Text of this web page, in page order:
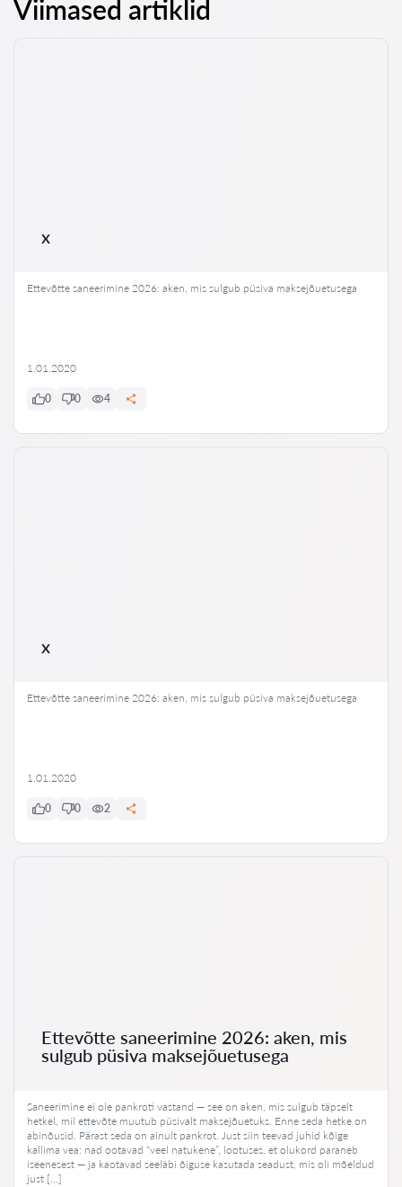
Viimased artiklid
x
Ettevõtte saneerimine 2026: aken, mis sulgub püsiva maksejõuetusega
1.01.2020
0 0 4
x
Ettevõtte saneerimine 2026: aken, mis sulgub püsiva maksejõuetusega
1.01.2020
0 0 2
Ettevõtte saneerimine 2026: aken, mis
sulgub püsiva maksejõuetusega
Saneerimine ei ole pankroti vastand — see on aken, mis sulgub täpselt
hetkel, mil ettevõte muutub püsivalt maksejõuetuks. Enne seda hetke on
abinõusid. Pärast seda on ainult pankrot. Just siin teevad juhid kõige
kallima vea: nad ootavad “veel natukene”, lootuses, et olukord paraneb
iseenesest — ja kaotavad seeläbi õiguse kasutada seadust, mis oli mõeldud
just […]